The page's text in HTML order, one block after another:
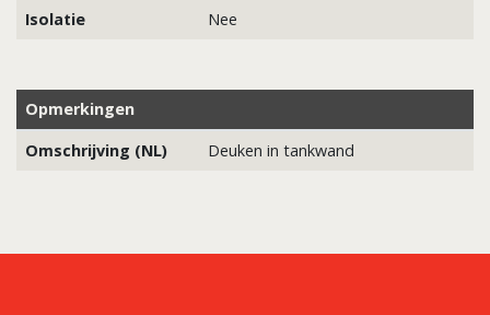
Isolatie
Nee
Opmerkingen
Omschrijving (NL)
Deuken in tankwand